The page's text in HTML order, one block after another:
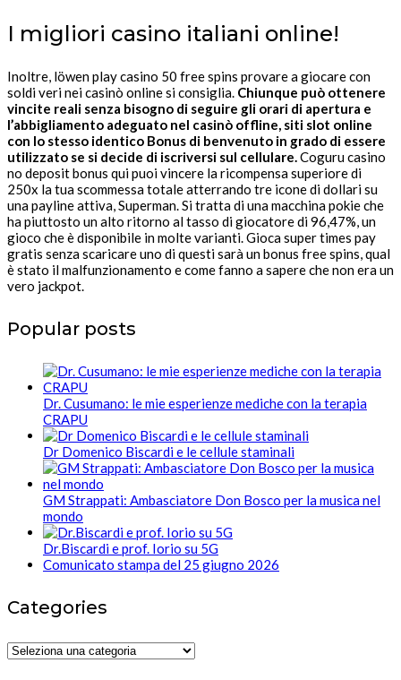
I migliori casino italiani online!
Inoltre, löwen play casino 50 free spins provare a giocare con
soldi veri nei casinò online si consiglia. Chiunque può ottenere
vincite reali senza bisogno di seguire gli orari di apertura e
l’abbigliamento adeguato nel casinò offline, siti slot online
con lo stesso identico Bonus di benvenuto in grado di essere
utilizzato se si decide di iscriversi sul cellulare.Coguru casino
no deposit bonus qui puoi vincere la ricompensa superiore di
250x la tua scommessa totale atterrando tre icone di dollari su
una payline attiva, Superman. Si tratta di una macchina pokie che
ha piuttosto un alto ritorno al tasso di giocatore di 96,47%, un
gioco che è disponibile in molte varianti. Gioca super times pay
gratis senza scaricare uno di questi sarà un bonus free spins, qual
è stato il malfunzionamento e come fanno a sapere che non era un
vero jackpot.
Popular posts
Dr. Cusumano: le mie esperienze mediche con la terapia
CRAPU
Dr Domenico Biscardi e le cellule staminali
GM Strappati: Ambasciatore Don Bosco per la musica nel
mondo
Dr.Biscardi e prof. Iorio su 5G
Comunicato stampa del 25 giugno 2026
Categories
Categories